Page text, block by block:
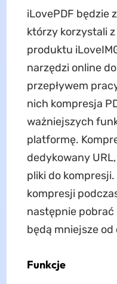
iLovePDF będzie
którzy korzystali
produktu
narzędzi online
przepływem
nich kompresja
ważniejszych
platformę.
dedykowany
pliki do
kompresji
następnie pobrać
będą mniejsze od
Funkcje